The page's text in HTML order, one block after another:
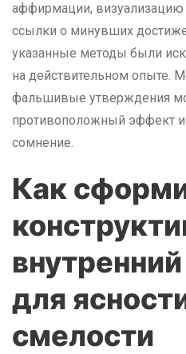
аффирмации,
ссылки о минувших
указанные методы были
на действительном опыте.
фальшивые утверждения
противоположный эффект
сомнение.
Как
для
смелости